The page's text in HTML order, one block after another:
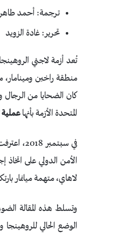
ترجمة: أحمد
تحرير: غادة الزويد
كان الضحايا من الرجال
المتحدة الأزمة بأنها
في
لاهاي، متهمة ميانمار
وتسلط هذه المقالة
الوضع الحالي للروهينجا